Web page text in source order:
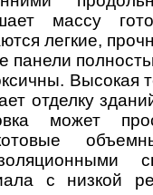
6AQ5, 2х10 ВтЛамповый усилитель
массу
легкие,
панели
Высокая
отделку
может
с низкой